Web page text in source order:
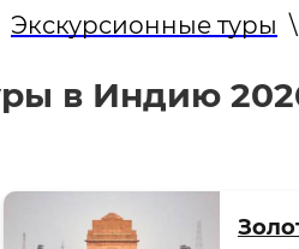
Экскурсионные туры \
в Индию